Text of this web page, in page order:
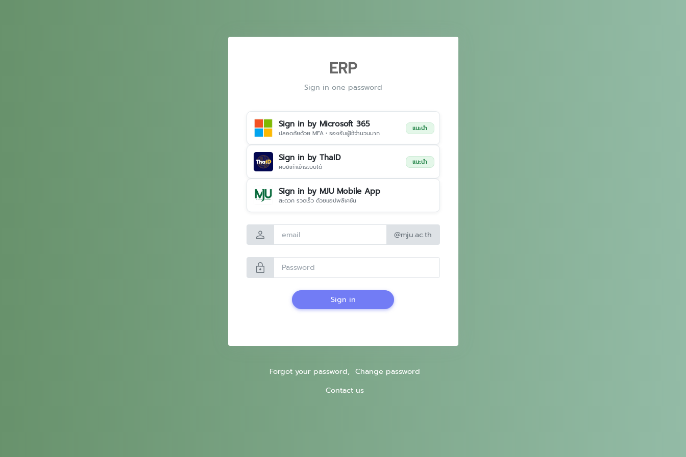
ERP
Sign in one password
Sign in by Microsoft 365
ปลอดภัยด้วย MFA • รองรับผู้ใช้จำนวนมาก
แนะนำ
Sign in by ThaID
ศิษย์เก่าเข้าระบบได้
แนะนำ
Sign in by MJU Mobile App
สะดวก รวดเร็ว ด้วยแอปพลิเคชัน
person @mju.ac.th
lock
Sign in
Forgot your password, Change password
Contact us